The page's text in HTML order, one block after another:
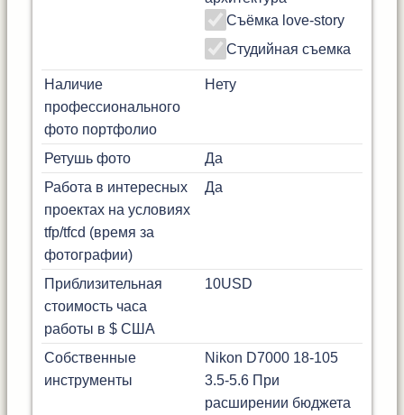
Съёмка love-story
Студийная съемка
Наличие
профессионального
фото портфолио
Нету
Ретушь фото
Да
Работа в интересных
проектах на условиях
tfp/tfcd (время за
фотографии)
Да
Приблизительная
стоимость часа
работы в $ США
10USD
Собственные
инструменты
Nikon D7000 18-105
3.5-5.6 При
расширении бюджета